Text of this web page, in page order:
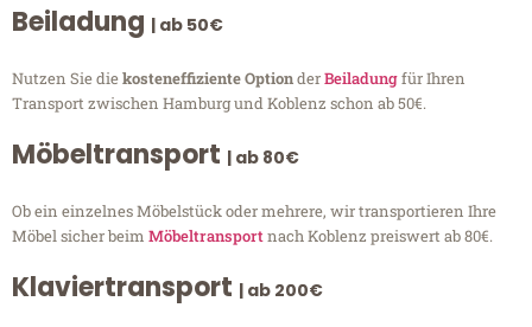
Beiladung | ab 50€
Nutzen Sie diekosteneffiziente OptionderBeiladungfür Ihren
Transport zwischen Hamburg und Koblenz schon ab 50€.
Möbeltransport | ab 80€
Ob ein einzelnes Möbelstück oder mehrere, wir transportieren Ihre
Möbel sicher beim Möbeltransportnach Koblenz preiswert ab 80€.
Klaviertransport | ab 200€